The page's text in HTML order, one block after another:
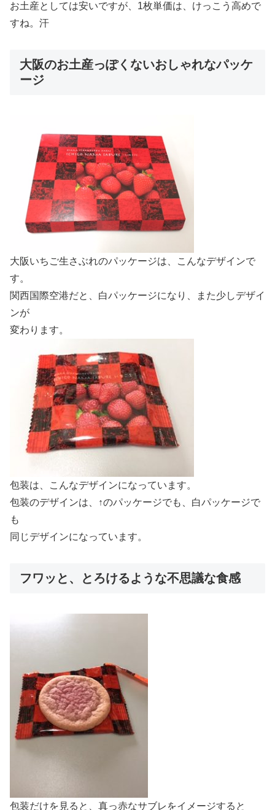
お土産としては安いですが、1枚単価は、けっこう高めで
すね。汗
大阪のお土産っぽくないおしゃれなパッケ
ージ
大阪いちご生さぶれのパッケージは、こんなデザインで
す。
関西国際空港だと、白パッケージになり、また少しデザイ
ンが
変わります。
包装は、こんなデザインになっています。
包装のデザインは、↑のパッケージでも、白パッケージで
も
同じデザインになっています。
フワッと、とろけるような不思議な食感
包装だけを見ると、真っ赤なサブレをイメージすると